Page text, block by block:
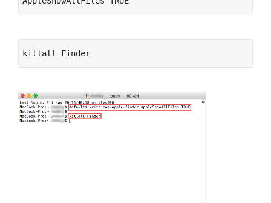
killall Finder